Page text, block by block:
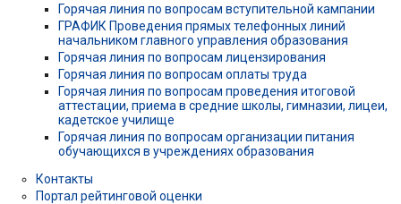
Горячая линия по вопросам вступительной кампании
ГРАФИК Проведения прямых телефонных линий
начальником главного управления образования
Горячая линия по вопросам лицензирования
Горячая линия по вопросам оплаты труда
Горячая линия по вопросам проведения итоговой
аттестации, приема в средние школы, гимназии, лицеи,
кадетское училище
Горячая линия по вопросам организации питания
обучающихся в учреждениях образования
Контакты
Портал рейтинговой оценки